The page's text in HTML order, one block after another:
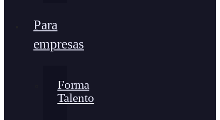
Para
empresas
Forma
Talento